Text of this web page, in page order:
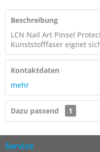
Beschreibung
LCN Nail Art Pinsel
Kunststofffaser eignet
Kontaktdaten
mehr
Dazu passend 1
Service